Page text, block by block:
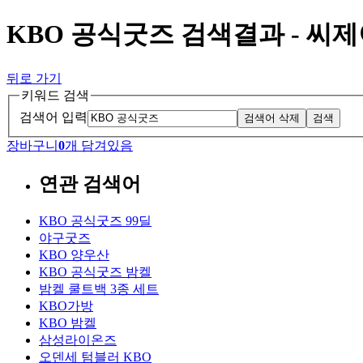
KBO 공식굿즈 검색결과 - 씨
뒤로 가기
키워드 검색
검색어 입력
검색어 삭제 검색
장바구니 0개 담겨있음
연관 검색어
KBO 공식굿즈 99딜
야구굿즈
KBO 양우산
KBO 공식굿즈 밤켈
밤켈 쿨트백 3종 세트
KBO가방
KBO 밤켈
삼성라이온즈
오덴세 텀블러 KBO